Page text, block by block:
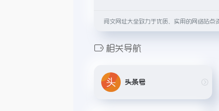
阅文网址大全致力于优质、实用的网络站点
相关导航
头条号